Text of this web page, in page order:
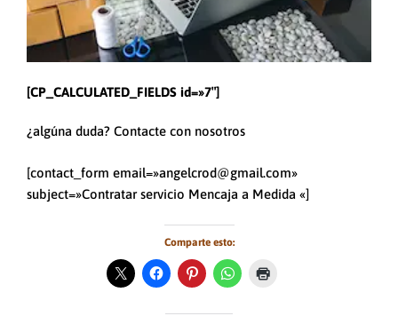
[CP_CALCULATED_FIELDS id=»7″]
¿algúna duda? Contacte con nosotros
[contact_form email=»angelcrod@gmail.com»
subject=»Contratar servicio Mencaja a Medida «]
Comparte esto: